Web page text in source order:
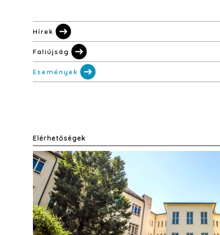
Hírek
Faliújság
Események
Elérhetőségek